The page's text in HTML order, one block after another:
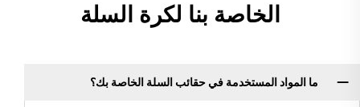
الخاصة بنا لكرة السلة
ما المواد المستخدمة في حقائب السلة الخاصة بك؟